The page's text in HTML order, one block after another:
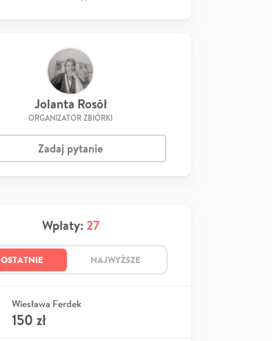
Jolanta Rosół
ORGANIZATOR ZBIÓRKI
Zadaj pytanie
Wpłaty: 27
OSTATNIE NAJWYŻSZE
Wiesława Ferdek
150 zł